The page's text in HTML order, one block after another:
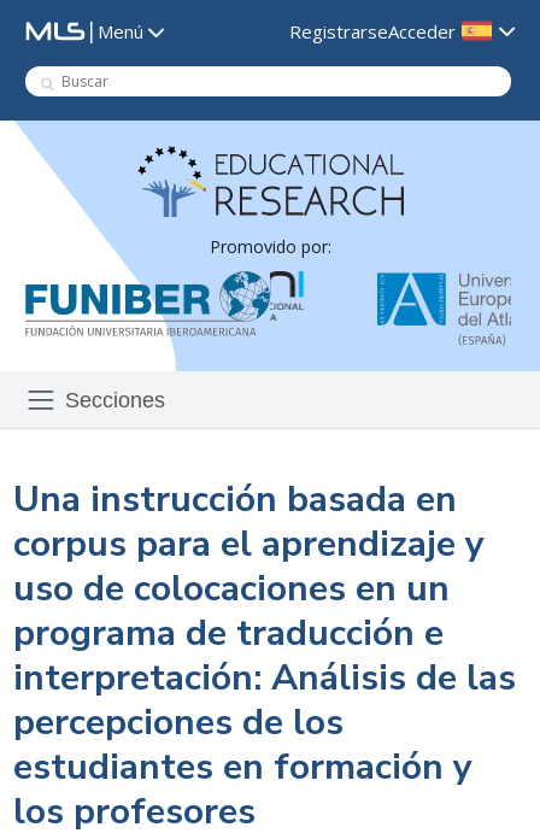
| Menú RegistrarseAcceder
Promovido por:
Secciones
Una instrucción basada en
corpus para el aprendizaje y
uso de colocaciones en un
programa de traducción e
interpretación: Análisis de las
percepciones de los
estudiantes en formación y
los profesores